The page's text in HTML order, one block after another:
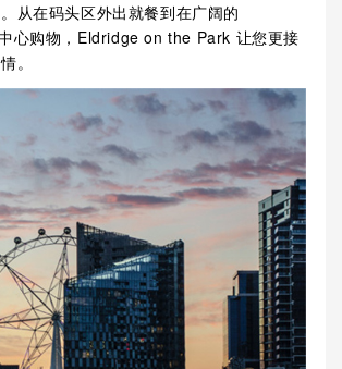
从在码头区外出就餐到在广阔的
心购物，Eldridge on the Park 让您更接
。